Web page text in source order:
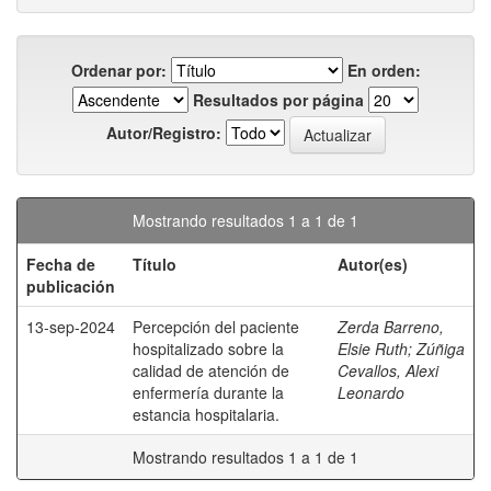
Ordenar por:
En orden:
Resultados por página
Autor/Registro:
Mostrando resultados 1 a 1 de 1
Fecha de
publicación
Título Autor(es)
13-sep-2024
Percepción del paciente
hospitalizado sobre la
calidad de atención de
enfermería durante la
estancia hospitalaria.
Zerda Barreno,
Elsie Ruth;Zúñiga
Cevallos, Alexi
Leonardo
Mostrando resultados 1 a 1 de 1